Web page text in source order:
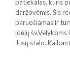
patiekalas, kuris
daržovėmis. Šis
paruošiamas ir
idėjų
Jūsų stalo.